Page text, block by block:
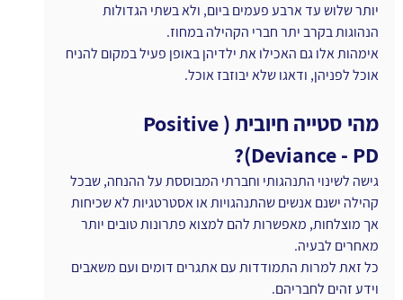
יותר שלוש עד ארבע פעמים ביום, ולא בשתי הגדולות
הנהוגות בקרב יתר חברי הקהילה במחוז.
אימהות אלו גם האכילו את ילדיהן באופן פעיל במקום להניח
אוכל לפניהן, ודאגו שלא יבוזבז אוכל.
מהי סטייה חיובית (Positive
Deviance - PD)?
גישה לשינוי התנהגותי וחברתי המבוססת על ההנחה, שבכל
קהילה ישנם אנשים שהתנהגויות או אסטרטגיות לא שכיחות
אך מוצלחות, מאפשרות להם למצוא פתרונות טובים יותר
מאחרים לבעיה.
כל זאת למרות התמודדות עם אתגרים דומים ועם משאבים
וידע זהים לחבריהם.